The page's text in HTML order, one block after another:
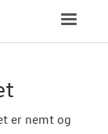
Toggle
er nemt og